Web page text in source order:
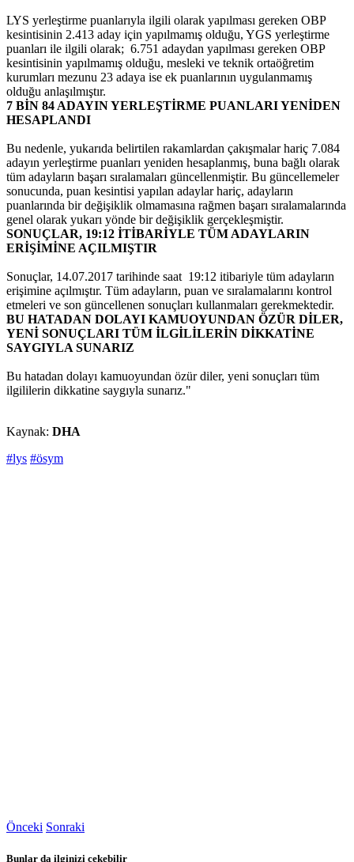
LYS yerleştirme puanlarıyla ilgili olarak yapılması gereken OBP
kesintisinin 2.413 aday için yapılmamış olduğu, YGS yerleştirme
puanları ile ilgili olarak; 6.751 adaydan yapılması gereken OBP
kesintisinin yapılmamış olduğu, mesleki ve teknik ortaöğretim
kurumları mezunu 23 adaya ise ek puanlarının uygulanmamış
olduğu anlaşılmıştır.
7 BİN 84 ADAYIN YERLEŞTİRME PUANLARI YENİDEN
HESAPLANDI
Bu nedenle, yukarıda belirtilen rakamlardan çakışmalar hariç 7.084
adayın yerleştirme puanları yeniden hesaplanmış, buna bağlı olarak
tüm adayların başarı sıralamaları güncellenmiştir. Bu güncellemeler
sonucunda, puan kesintisi yapılan adaylar hariç, adayların
puanlarında bir değişiklik olmamasına rağmen başarı sıralamalarında
genel olarak yukarı yönde bir değişiklik gerçekleşmiştir.
SONUÇLAR, 19:12 İTİBARİYLE TÜM ADAYLARIN
ERİŞİMİNE AÇILMIŞTIR
Sonuçlar, 14.07.2017 tarihinde saat 19:12 itibariyle tüm adayların
erişimine açılmıştır. Tüm adayların, puan ve sıralamalarını kontrol
etmeleri ve son güncellenen sonuçları kullanmaları gerekmektedir.
BU HATADAN DOLAYI KAMUOYUNDAN ÖZÜR DİLER,
YENİ SONUÇLARI TÜM İLGİLİLERİN DİKKATİNE
SAYGIYLA SUNARIZ
Bu hatadan dolayı kamuoyundan özür diler, yeni sonuçları tüm
ilgililerin dikkatine saygıyla sunarız."
Kaynak: DHA
#lys #ösym
Önceki Sonraki
Bunlar da ilginizi çekebilir